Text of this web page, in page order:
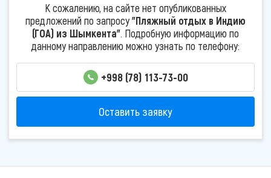
К сожалению, на сайте нет опубликованных
предложений по запросу"Пляжный отдых в Индию
(ГОА) из Шымкента". Подробную информацию по
данному направлению можно узнать по телефону:
+998 (78) 113-73-00
Оставить заявку